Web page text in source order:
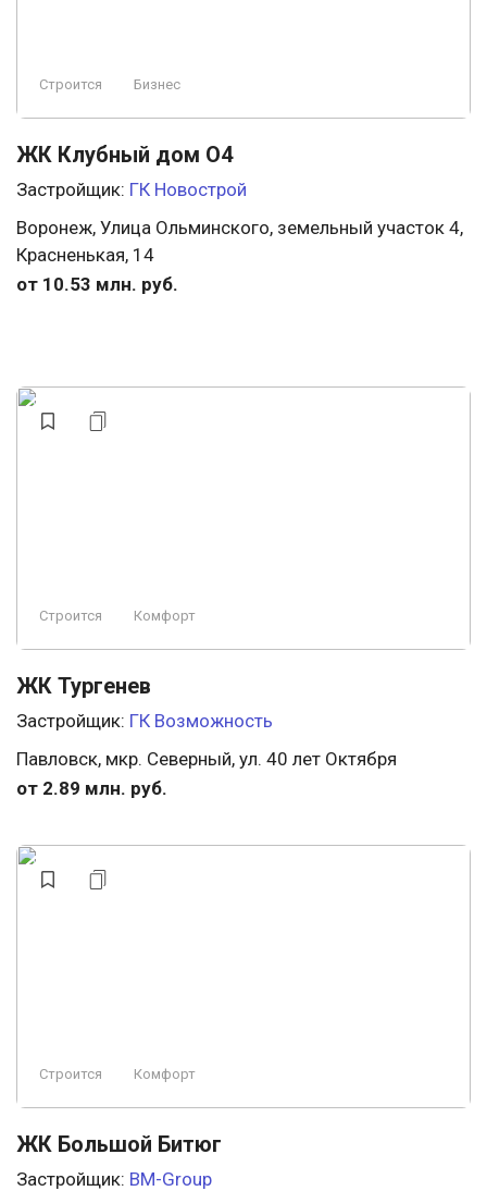
Строится Бизнес
ЖК Клубный дом О4
Застройщик: ГК Новострой
Воронеж, Улица Ольминского, земельный участок 4,
Красненькая, 14
от 10.53 млн. руб.
Строится Комфорт
ЖК Тургенев
Застройщик: ГК Возможность
Павловск, мкр. Северный, ул. 40 лет Октября
от 2.89 млн. руб.
Строится Комфорт
ЖК Большой Битюг
Застройщик: BM-Group